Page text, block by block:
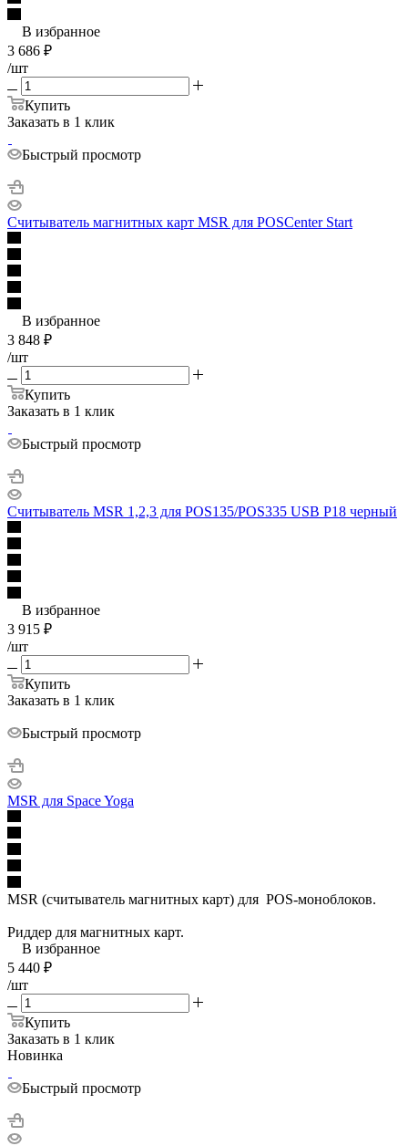
В избранное
3 686 ₽
/шт
Купить
Заказать в 1 клик
Быстрый просмотр
Считыватель магнитных карт MSR для POSCenter Start
В избранное
3 848 ₽
/шт
Купить
Заказать в 1 клик
Быстрый просмотр
Считыватель MSR 1,2,3 для POS135/POS335 USB P18 черный
В избранное
3 915 ₽
/шт
Купить
Заказать в 1 клик
Быстрый просмотр
MSR для Space Yoga
MSR (считыватель магнитных карт) для POS-моноблоков.
Риддер для магнитных карт.
В избранное
5 440 ₽
/шт
Купить
Заказать в 1 клик
Новинка
Быстрый просмотр